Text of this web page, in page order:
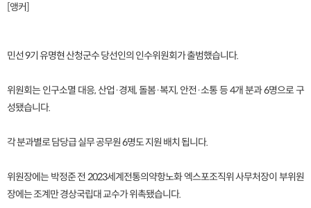
[앵커]
민선 9기 유명현 산청군수 당선인의 인수위원회가 출범했습니다.
위원회는 인구소멸 대응, 산업·경제, 돌봄·복지, 안전·소통 등 4개 분과 6명으로 구
성됐습니다.
각 분과별로 담당급 실무 공무원 6명도 지원 배치 됩니다.
위원장에는 박정준 전 2023세계전통의약항노화 엑스포조직위 사무처장이 부위원
장에는 조계만 경상국립대 교수가 위촉됐습니다.